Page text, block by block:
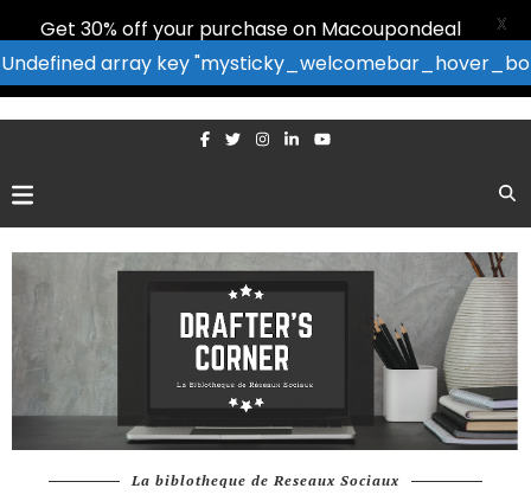
La biblotheque de Reseaux Sociaux
Get 30% off your purchase on Macoupondeal
Undefined array key
X